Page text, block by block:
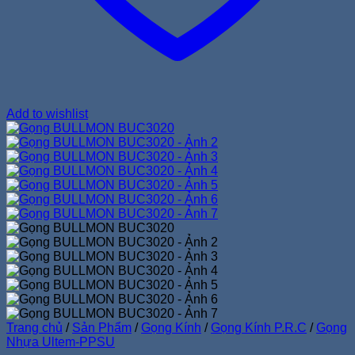
Add to wishlist
Trang chủ / Sản Phẩm / Gọng Kính / Gọng Kính P.R.C / Gọng
Nhựa Ultem-PPSU